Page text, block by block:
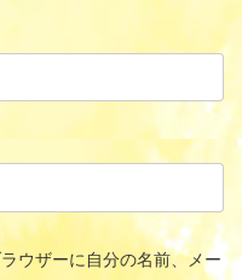
ウザーに自分の名前、メー